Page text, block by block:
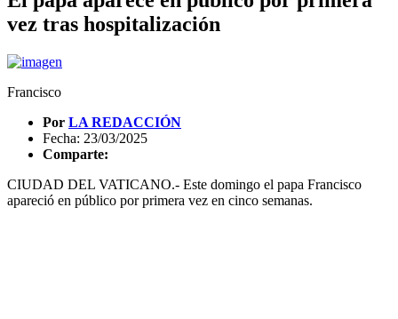
vez tras hospitalización
Francisco
Por LA REDACCIÓN
Fecha: 23/03/2025
Comparte:
CIUDAD DEL VATICANO.- Este domingo el papa Francisco
apareció en público por primera vez en cinco semanas.